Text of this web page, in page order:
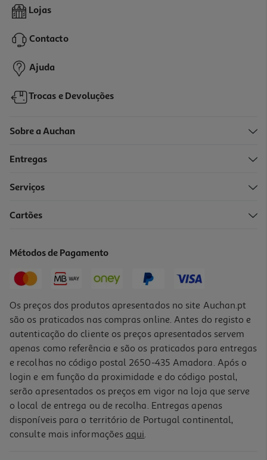
Mistura Passas Uvas Auchan 200 G
2,89 €
Lojas
Contacto
Ajuda
Trocas e Devoluções
Sobre a Auchan
Entregas
Serviços
Cartões
Métodos de Pagamento
Os preços dos produtos apresentados no site Auchan.pt
são os praticados nas compras online. Antes do registo e
autenticação do cliente os preços apresentados servem
apenas como referência e são os praticados para entregas
e recolhas no código postal 2650-435 Amadora. Após o
login e em função da proximidade e do código postal,
serão apresentados os preços em vigor na loja que serve
o local de entrega ou de recolha. Entregas apenas
disponíveis para o território de Portugal continental,
consulte mais informações aqui.